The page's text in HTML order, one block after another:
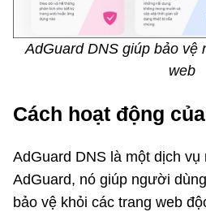
AdGuard DNS giúp bảo vệ
web
Cách hoạt động
AdGuard DNS là một dịch
AdGuard, nó giúp người
bảo vệ khỏi các trang web